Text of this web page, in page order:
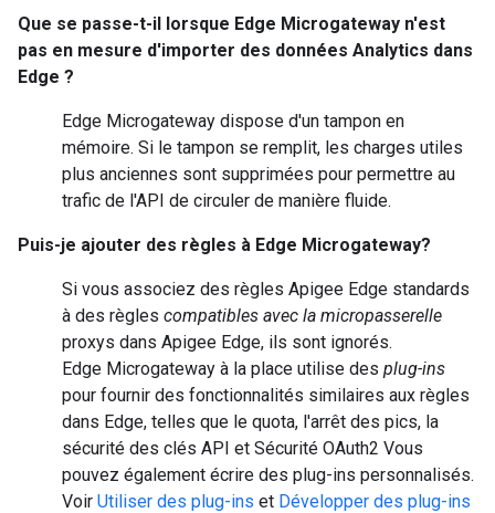
Que se passe-t-il lorsque Edge Microgateway n'est
pas en mesure d'importer des données Analytics dans
Edge ?
Edge Microgateway dispose d'un tampon en
mémoire. Si le tampon se remplit, les charges utiles
plus anciennes sont supprimées pour permettre au
trafic de l'API de circuler de manière fluide.
Puis-je ajouter des règles à Edge Microgateway?
Si vous associez des règles Apigee Edge standards
à des règles compatibles avec la micropasserelle
proxys dans Apigee Edge, ils sont ignorés.
Edge Microgateway à la place utilise des plug-ins
pour fournir des fonctionnalités similaires aux règles
dans Edge, telles que le quota, l'arrêt des pics, la
sécurité des clés API et Sécurité OAuth2 Vous
pouvez également écrire des plug-ins personnalisés.
Voir Utiliser des plug-ins et Développer des plug-ins